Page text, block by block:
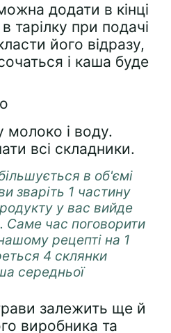
додати в кінці
тарілку при подачі
його відразу,
і каша буде
і воду.
всі складники.
в об'ємі
зваріть 1 частину
у вас вийде
Саме час поговорити
рецепті на 1
4 склянки
середньої
залежить ще й
виробника та